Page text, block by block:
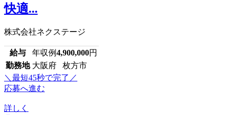
快適...
株式会社ネクステージ
給与 年収例4,900,000円
勤務地 大阪府 枚方市
＼最短45秒で完了／
応募へ進む
詳しく